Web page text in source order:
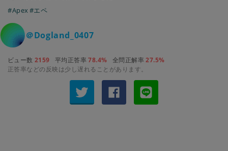
#Apex#エペ
＠Dogland_0407
ビュー数 2159 平均正答率78.4% 全問正解率27.5%
正答率などの反映は少し遅れることがあります。